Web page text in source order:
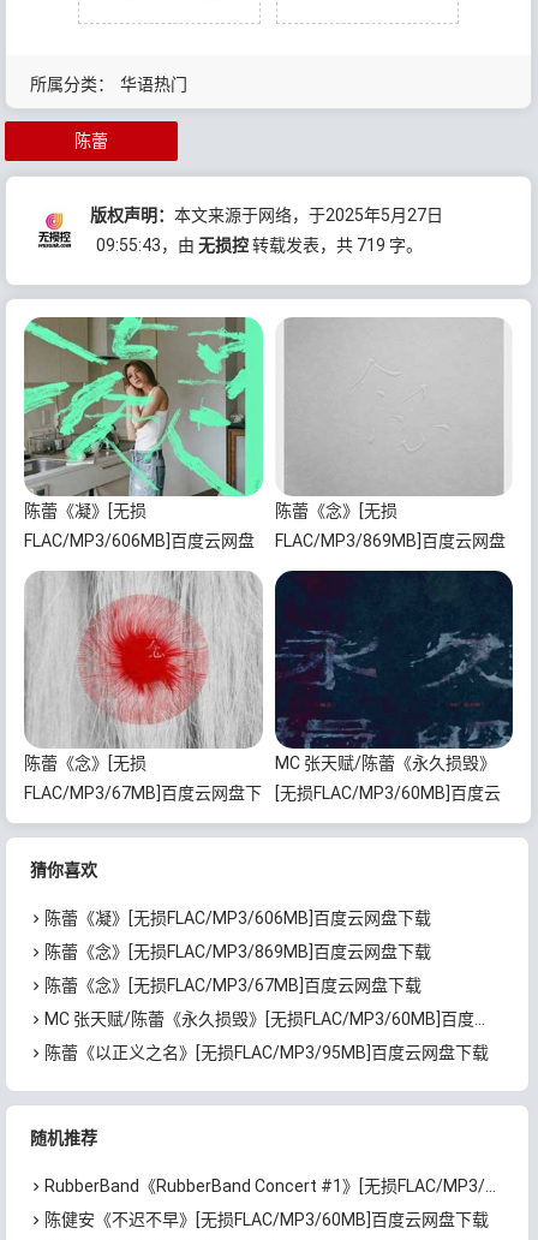
所属分类： 华语热门
陈蕾
版权声明：本文来源于网络，于2025年5月27日
09:55:43，由无损控转载发表，共 719 字。
陈蕾《凝》[无损
FLAC/MP3/606MB]百度云网盘
下载
陈蕾《念》[无损
FLAC/MP3/869MB]百度云网盘
下载
陈蕾《念》[无损
FLAC/MP3/67MB]百度云网盘下
载
MC 张天赋/陈蕾《永久损毁》
[无损FLAC/MP3/60MB]百度云
网盘下载
猜你喜欢
陈蕾《凝》[无损FLAC/MP3/606MB]百度云网盘下载
陈蕾《念》[无损FLAC/MP3/869MB]百度云网盘下载
陈蕾《念》[无损FLAC/MP3/67MB]百度云网盘下载
MC 张天赋/陈蕾《永久损毁》[无损FLAC/MP3/60MB]百度云网盘下载
陈蕾《以正义之名》[无损FLAC/MP3/95MB]百度云网盘下载
随机推荐
RubberBand《RubberBand Concert #1》[无损FLAC/MP3/1.13GB]百度云网盘下载
陈健安《不迟不早》[无损FLAC/MP3/60MB]百度云网盘下载